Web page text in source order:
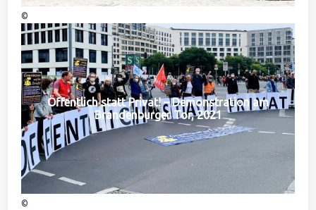
©
Öffentlich statt Privat! – Demonstration am
Brandenburger Tor, 2021
©